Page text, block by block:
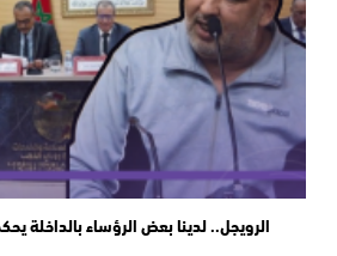
الرويجل.. لدينا بعض الرؤساء بالداخلة